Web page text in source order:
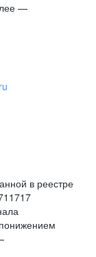
—
в реестре